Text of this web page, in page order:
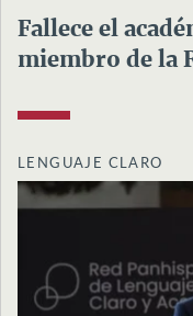
Fallece el
miembro de la
LENGUAJE CLARO